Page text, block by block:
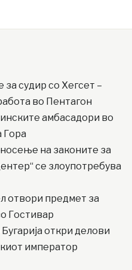
судир со Хегсет –
во Пентагон
амбасадори во
Гора
на законите за
се злоупотребува
отвори предмет за
Гостивар
откри делови
император